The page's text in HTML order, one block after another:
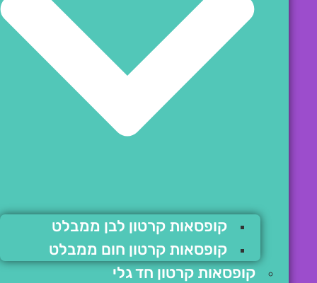
קופסאות קרטון לבן ממבלט
קופסאות קרטון חום ממבלט
קופסאות קרטון חד גלי